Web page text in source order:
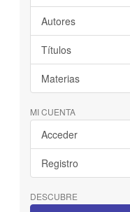
Autores
Títulos
Materias
MI CUENTA
Acceder
Registro
DESCUBRE